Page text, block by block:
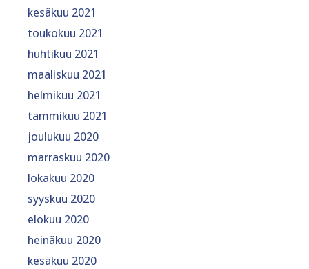
kesäkuu 2021
toukokuu 2021
huhtikuu 2021
maaliskuu 2021
helmikuu 2021
tammikuu 2021
joulukuu 2020
marraskuu 2020
lokakuu 2020
syyskuu 2020
elokuu 2020
heinäkuu 2020
kesäkuu 2020